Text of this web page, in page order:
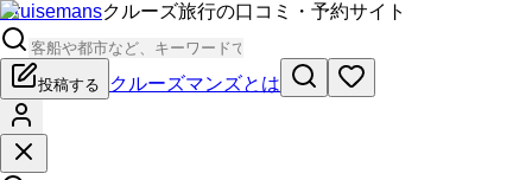
Cruisemansクルーズ旅行の口コミ・予約サイト
投稿する クルーズマンズとは